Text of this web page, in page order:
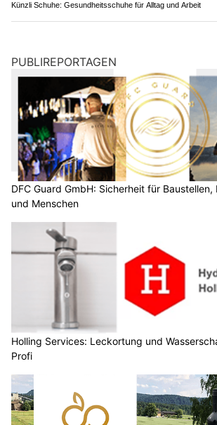
Künzli Schuhe: Gesundheitsschuhe für Alltag und Arbeit
PUBLIREPORTAGEN
DFC Guard GmbH: Sicherheit für
und Menschen
Holling Services: Leckortung und
Profi